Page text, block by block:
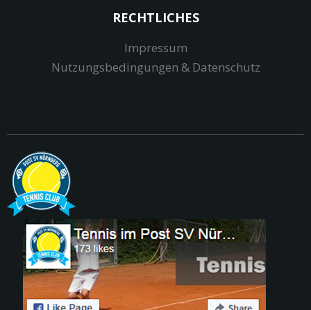
RECHTLICHES
Impressum
Nutzungsbedingungen & Datenschutz